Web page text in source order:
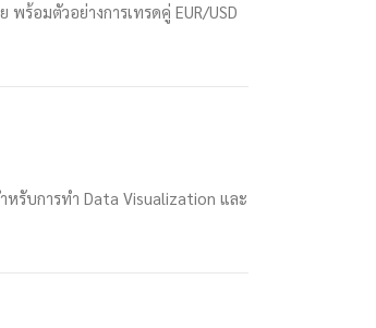
ร้อมตัวอย่างการเทรดคู่ EUR/USD
หรับการทำ Data Visualization และ